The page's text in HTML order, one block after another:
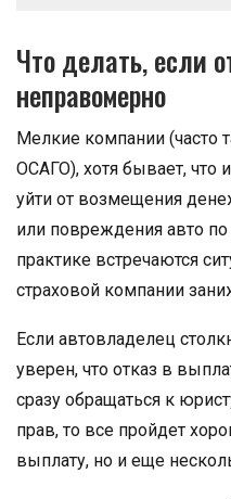
Что делать, если
неправомерно
Мелкие компании (часто
ОСАГО), хотя бывает, что
уйти от возмещения
или повреждения авто
практике встречаются
страховой компании
Если автовладелец
уверен, что отказ в
сразу обращаться к
прав, то все пройдет
выплату, но и еще